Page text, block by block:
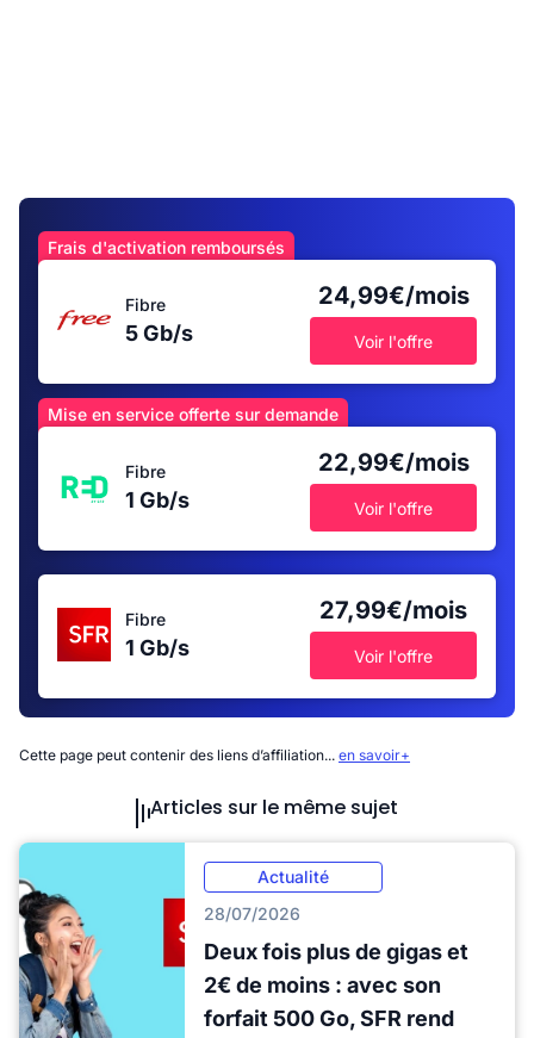
Frais d'activation remboursés
Fibre
5 Gb/s
24,99€/mois
Voir l'offre
Mise en service offerte sur demande
Fibre
1 Gb/s
22,99€/mois
Voir l'offre
Fibre
1 Gb/s
27,99€/mois
Voir l'offre
Cette page peut contenir des liens d’affiliation... en savoir+
Articles sur le même sujet
Actualité
28/07/2026
Deux fois plus de gigas et
2€ de moins : avec son
forfait 500 Go, SFR rend